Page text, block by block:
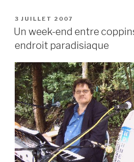
POSTED
ON
3 JUILLET 2007
Un week-end entre
endroit paradisiaque